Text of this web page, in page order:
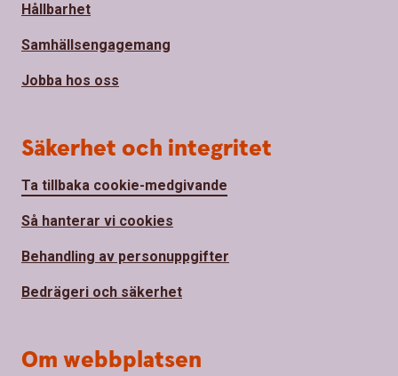
Hållbarhet
Samhällsengagemang
Jobba hos oss
Säkerhet och integritet
Ta tillbaka cookie-medgivande
Så hanterar vi cookies
Behandling av personuppgifter
Bedrägeri och säkerhet
Om webbplatsen